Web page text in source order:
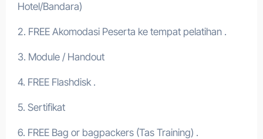
Hotel/Bandara)
2. FREE Akomodasi Peserta ke tempat pelatihan .
3. Module / Handout
4. FREE Flashdisk .
5. Sertifikat
6. FREE Bag or bagpackers (Tas Training) .